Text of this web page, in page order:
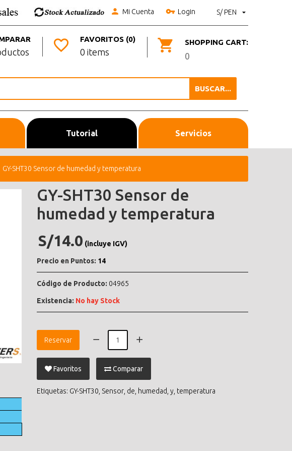
S/ PEN
Mi Cuenta Login
SHOPPING CART:
0
FAVORITOS (0)
0 items
BUSCAR...
Tutorial Servicios
GY-SHT30 Sensor de humedad y temperatura
GY-SHT30 Sensor de
humedad y temperatura
S/14.0 (incluye IGV)
Precio en Puntos: 14
Código de Producto: 04965
Existencia: No hay Stock
Reservar
Favoritos Comparar
Etiquetas: GY-SHT30 Sensor de humedad y temperatura